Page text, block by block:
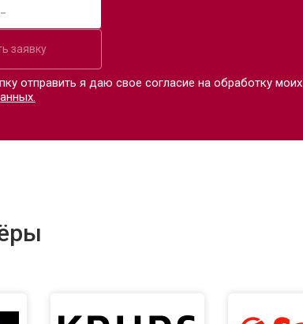
заявку
отправить я даю свое согласие на обработку моих